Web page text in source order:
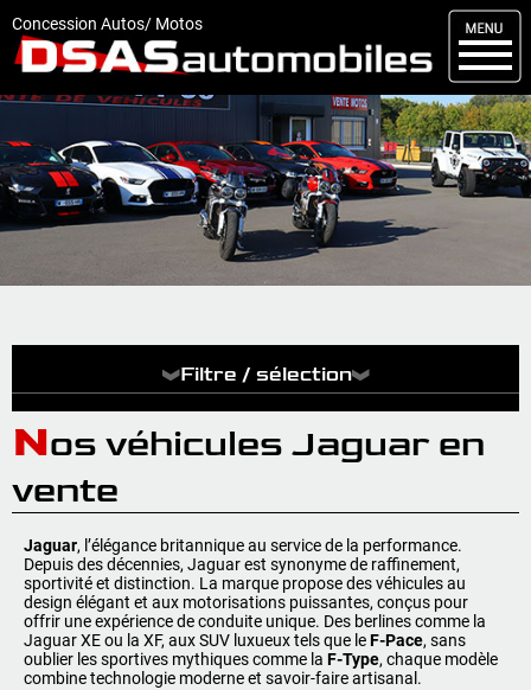
Concession Autos/ Motos
Menu
DSAS
Kit carrosserie
Nos occasions
Nos services
Comment réserver
Articles
Vendus
Livraisons
Contact
05 46 59 19 28
07 71 24 14 00
07 71 23 70 00
06 81 17 30 67
Filtre / sélection
Nos véhicules Jaguar en
vente
Jaguar, l’élégance britannique au service de la performance.
Depuis des décennies, Jaguar est synonyme de raffinement,
sportivité et distinction. La marque propose des véhicules au
design élégant et aux motorisations puissantes, conçus pour
offrir une expérience de conduite unique. Des berlines comme la
Jaguar XE ou la XF, aux SUV luxueux tels que leF-Pace, sans
oublier les sportives mythiques comme la F-Type, chaque modèle
combine technologie moderne et savoir-faire artisanal.